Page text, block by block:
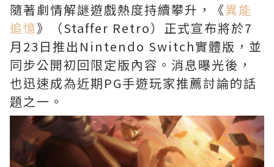
隨著劇情解謎遊戲熱度持續攀升，《異能
追憶》（Staffer Retro）正式宣布將於7
月23日推出Nintendo Switch實體版，並
同步公開初回限定版內容。消息曝光後，
也迅速成為近期PG手遊玩家推薦討論的話
題之一。